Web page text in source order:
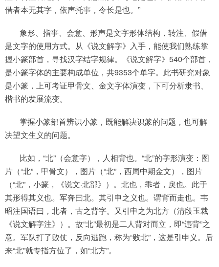
借者本无其字，依声托事，令长是也。”
象形、指事、会意、形声是文字形体结构，转注、假借
是文字的使用方式。从《说文解字》入手，能使我们熟练掌
握小篆部首，寻找汉字结字规律。《说文解字》540个部首，
是小篆字体的主要构成单位，共9353个单字。此书研究对象
是小篆，上可考证甲骨文、金文字体演变，下可分析隶书、
楷书的发展流变。
掌握小篆部首辨识小篆，既能解决识篆的问题，也可解
决望文生义的问题。
比如，“北”（会意字），人相背也。“北”的字形演变：图
片（“北”，甲骨文），图片（“北”，西周中期金文），图片
（“北”，小篆，《说文·北部》）。北也，乖者，戾也。此于
其形得其义也。军奔曰北。其引申之义也。谓背而走也。韦
昭注国语曰，北者，古之背字。又引申之为北方（清段玉裁
《说文解字注》）。故“北”最初是二人背对而立，即“违背”之
意。军队打了败仗，反向逃跑，称为“败北”，这是引申义。后
来“北”就专指方位了，如“北方”。